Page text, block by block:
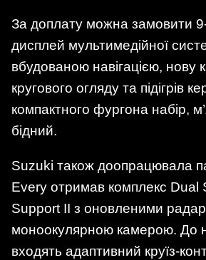
За доплату можна замовити
дисплей мультимедійної
вбудованою навігацією, нову
кругового огляду та підігрів
компактного фургона набір,
бідний.
Suzuki також доопрацювала
Every отримав комплекс Dual
Support II з оновленими
моноокулярною камерою. До
входять адаптивний круїз-